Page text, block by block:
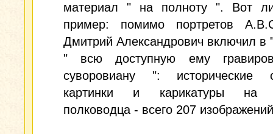
материал " на полноту ". Вот
пример: помимо портретов
Дмитрий Александрович включил в
" всю доступную ему
суворовиану ": исторические
картинки и карикатуры на
полководца - всего 207